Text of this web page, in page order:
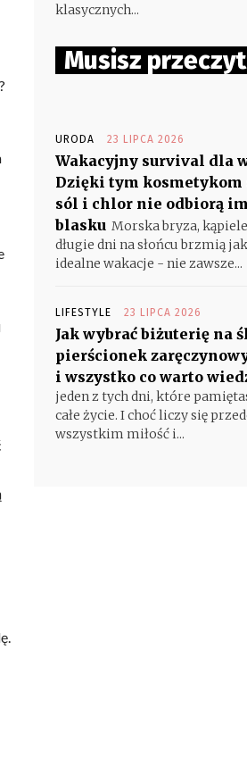
klasycznych...
Musisz
URODA 23 LIPCA 2026
Wakacyjny survival dla
Dzięki tym kosmetykom
sól i chlor nie odbiorą im
blasku Morska bryza,
długie dni na słońcu brzmią
idealne wakacje - nie zawsze...
LIFESTYLE 23 LIPCA 2026
Jak wybrać biżuterię na
pierścionek
i wszystko co warto
jeden z tych dni, które
całe życie. I choć liczy się
wszystkim miłość i...